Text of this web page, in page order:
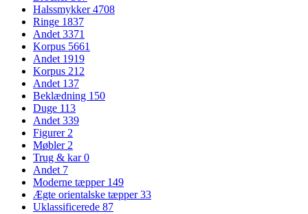
Halssmykker4708
Ringe 1837
Andet3371
Korpus 5661
Andet 1919
Korpus 212
Andet 137
Beklædning 150
Duge 113
Andet339
Figurer2
Møbler2
Trug & kar0
Andet 7
Moderne tæpper 149
Ægte orientalske tæpper33
Uklassificerede 87